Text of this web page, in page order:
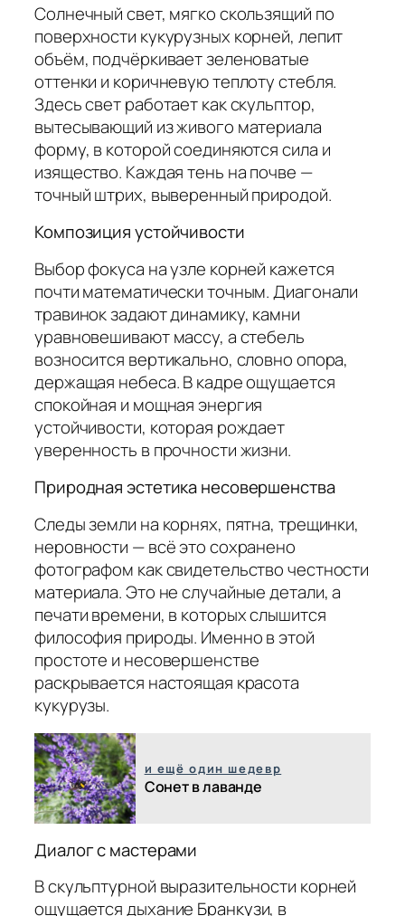
Солнечный свет, мягко скользящий по
поверхности кукурузных корней, лепит
объём, подчёркивает зеленоватые
оттенки и коричневую теплоту стебля.
Здесь свет работает как скульптор,
вытесывающий из живого материала
форму, в которой соединяются сила и
изящество. Каждая тень на почве —
точный штрих, выверенный природой.
Композиция устойчивости
Выбор фокуса на узле корней кажется
почти математически точным. Диагонали
травинок задают динамику, камни
уравновешивают массу, а стебель
возносится вертикально, словно опора,
держащая небеса. В кадре ощущается
спокойная и мощная энергия
устойчивости, которая рождает
уверенность в прочности жизни.
Природная эстетика несовершенства
Следы земли на корнях, пятна, трещинки,
неровности — всё это сохранено
фотографом как свидетельство честности
материала. Это не случайные детали, а
печати времени, в которых слышится
философия природы. Именно в этой
простоте и несовершенстве
раскрывается настоящая красота
кукурузы.
и ещё один шедевр
Сонет в лаванде
Диалог с мастерами
В скульптурной выразительности корней
ощущается дыхание Бранкузи, в